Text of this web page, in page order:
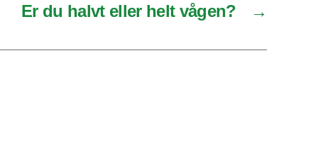
→
Er du halvt eller helt vågen?